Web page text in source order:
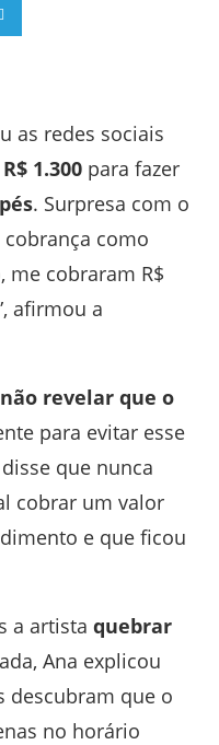
as redes sociais
R$ 1.300 para fazer
. Surpresa com o
como
me cobraram R$
afirmou a
não revelar que o
para evitar esse
que nunca
cobrar um valor
e que ficou
a artista quebrar
Ana explicou
descubram que o
no horário